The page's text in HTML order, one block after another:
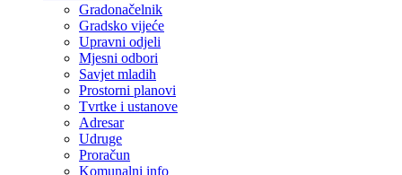
Gradonačelnik
Gradsko vijeće
Upravni odjeli
Mjesni odbori
Savjet mladih
Prostorni planovi
Tvrtke i ustanove
Adresar
Udruge
Proračun
Komunalni info